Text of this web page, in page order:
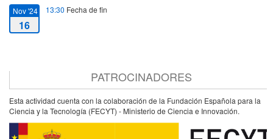
Nov '24
16
13:30 Fecha de fin
PATROCINADORES
Esta actividad cuenta con la colaboración de la Fundación Española para la
Ciencia y la Tecnología (FECYT) - Ministerio de Ciencia e Innovación.